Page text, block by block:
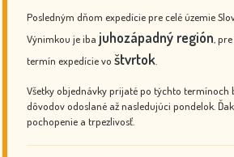
Posledným dňom expedície pre celé územie
Výnimkou je iba juhozápadný región ,
termín expedície vo štvrtok
Všetky objednávky prijaté po týchto termínoch
dôvodov odoslané až nasledujúci pondelok.
pochopenie a trpezlivosť.